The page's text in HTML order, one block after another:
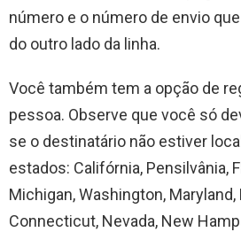
número e o número de envio
do outro lado da linha.
Você também tem a opção de
pessoa. Observe que você só
se o destinatário não estiver
estados: Califórnia, Pensilvânia,
Michigan, Washington,
Connecticut, Nevada, New